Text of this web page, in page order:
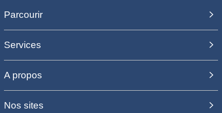
Parcourir
Services
A propos
Nos sites